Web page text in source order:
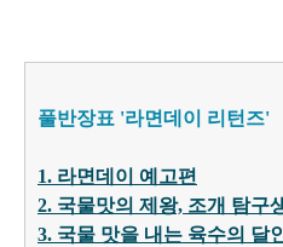
풀반장표 '라면데이 리턴즈'
1. 라면데이 예고편
2. 국물맛의 제왕, 조개 탐구
3. 국물 맛을 내는 육수의 달